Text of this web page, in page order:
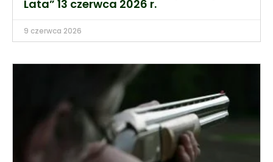
Lata” 13 czerwca 2026 r.
9 czerwca 2026